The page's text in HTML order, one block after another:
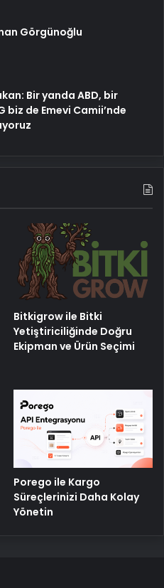
Görgünoğlu
Bir yanda ABD, bir
biz de Emevi Camii’nde
Bitkigrow ile Bitki
Yetiştiriciliğinde Doğru
Ekipman ve Ürün Seçimi
Porego ile Kargo
Süreçlerinizi Daha Kolay
Yönetin